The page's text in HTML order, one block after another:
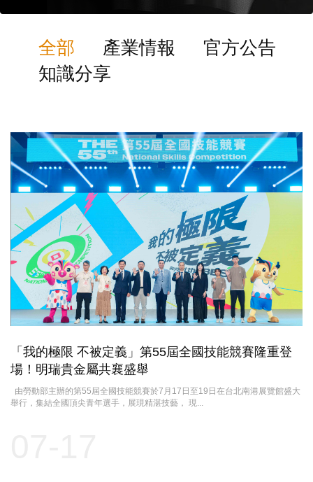
全部 產業情報
官方公告
知識分享
「我的極限 不被定義」第55屆全國技能競賽隆重登
場！明瑞貴金屬共襄盛舉
由勞動部主辦的第55屆全國技能競賽於7月17日至19日在台北南港展覽館盛大
舉行，集結全國頂尖青年選手，展現精湛技藝， 現...